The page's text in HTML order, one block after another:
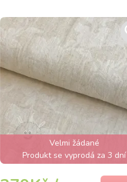
Velmi žádané
Produkt se vyprodá za 3 dní